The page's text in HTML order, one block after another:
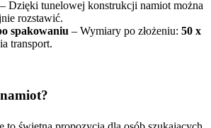
– Dzięki tunelowej konstrukcji namiot można
rozstawić.
spakowaniu – Wymiary po złożeniu: 50 x
transport.